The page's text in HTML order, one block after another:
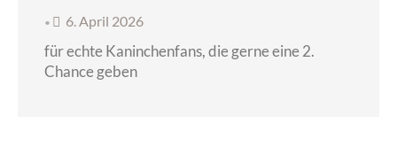
• 6. April 2026
für echte Kaninchenfans, die gerne eine 2.
Chance geben